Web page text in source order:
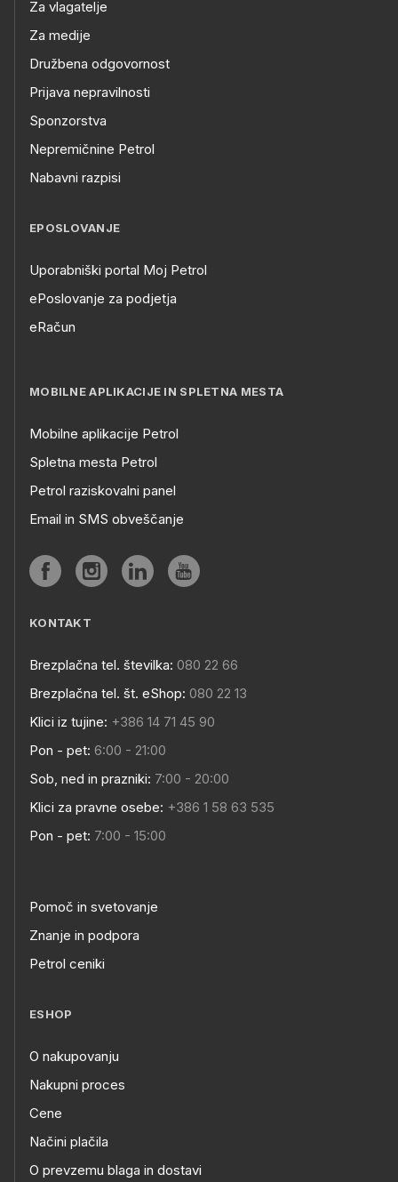
Za vlagatelje
Za medije
Družbena odgovornost
Prijava nepravilnosti
Sponzorstva
Nepremičnine Petrol
Nabavni razpisi
EPOSLOVANJE
Uporabniški portal Moj Petrol
ePoslovanje za podjetja
eRačun
MOBILNE APLIKACIJE IN SPLETNA MESTA
Mobilne aplikacije Petrol
Spletna mesta Petrol
Petrol raziskovalni panel
Email in SMS obveščanje
KONTAKT
Brezplačna tel. številka: 080 22 66
Brezplačna tel. št. eShop: 080 22 13
Klici iz tujine: +386 14 71 45 90
Pon - pet: 6:00 - 21:00
Sob, ned in prazniki: 7:00 - 20:00
Klici za pravne osebe: +386 1 58 63 535
Pon - pet: 7:00 - 15:00
Pomoč in svetovanje
Znanje in podpora
Petrol ceniki
ESHOP
O nakupovanju
Nakupni proces
Cene
Načini plačila
O prevzemu blaga in dostavi